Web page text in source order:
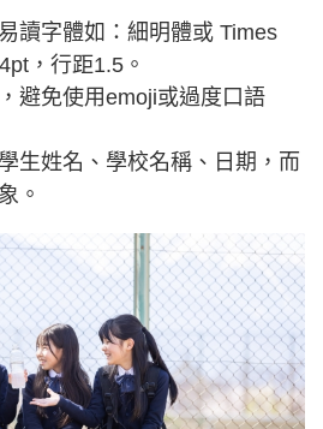
讀字體如：細明體或 Times
，行距1.5。
避免使用emoji或過度口語
生姓名、學校名稱、日期，而
。